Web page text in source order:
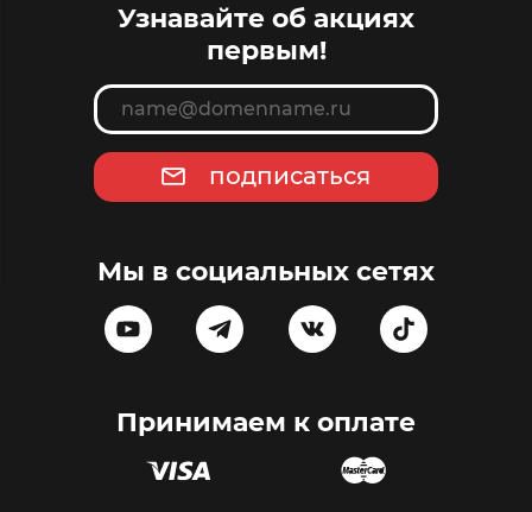
Узнавайте об акциях
первым!
подписаться
Мы в социальных сетях
Принимаем к оплате